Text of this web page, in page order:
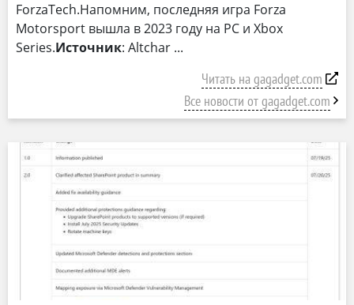
ForzaTech.Напомним, последняя игра Forza
Motorsport вышла в 2023 году на PC и Xbox
Series.Источник: Altchar
Читать на gagadget.com
Все новости от gagadget.com